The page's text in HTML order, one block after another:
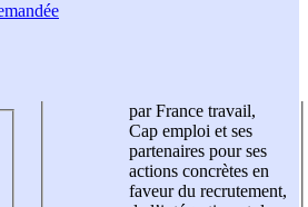
par France travail,
Cap emploi et ses
partenaires pour ses
actions concrètes en
faveur du recrutement,